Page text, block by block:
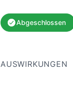
Abgeschlossen
AUSWIRKUNGEN